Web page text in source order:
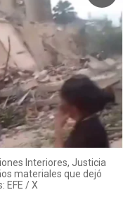
Interiores, Justicia
materiales que dejó
EFE / X